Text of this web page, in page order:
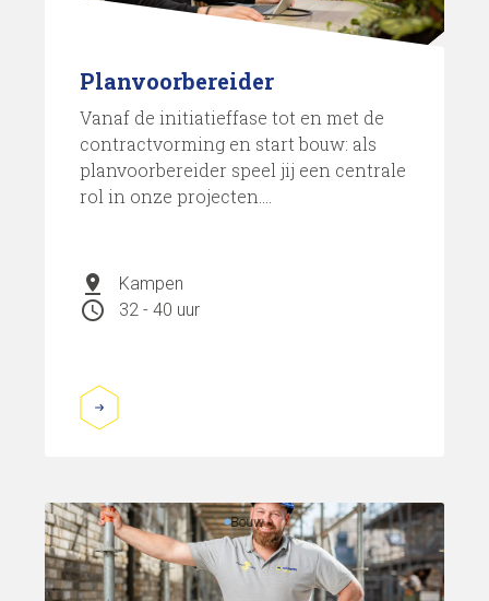
Planvoorbereider
Vanaf de initiatieffase tot en met de
contractvorming en start bouw: als
planvoorbereider speel jij een centrale
rol in onze projecten....
pin_drop Kampen
schedule 32 - 40 uur
Bouw